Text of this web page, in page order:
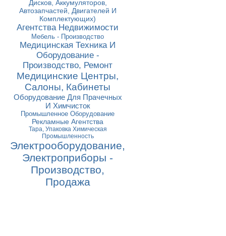
Дисков, Аккумуляторов,
Автозапчастей, Двигателей И
Комплектующих)
Агентства Недвижимости
Мебель - Производство
Медицинская Техника И
Оборудование -
Производство, Ремонт
Медицинские Центры,
Салоны, Кабинеты
Оборудование Для Прачечных
И Химчисток
Промышленное Оборудование
Рекламные Агентства
Тара, Упаковка Химическая
Промышленность
Электрооборудование,
Электроприборы -
Производство,
Продажа